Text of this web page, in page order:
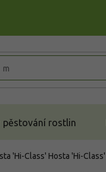
pěstování rostlin
'Hi-Class' Hosta 'Hi-Class'